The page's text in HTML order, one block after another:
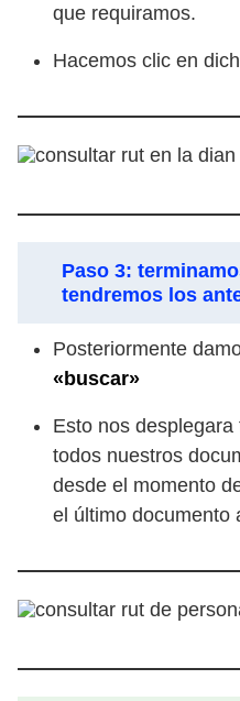
que requiramos.
Hacemos clic en
Paso 3:
tendremos los
Posteriormente
«buscar»
Esto nos
todos nuestros
desde el momento
el último documento